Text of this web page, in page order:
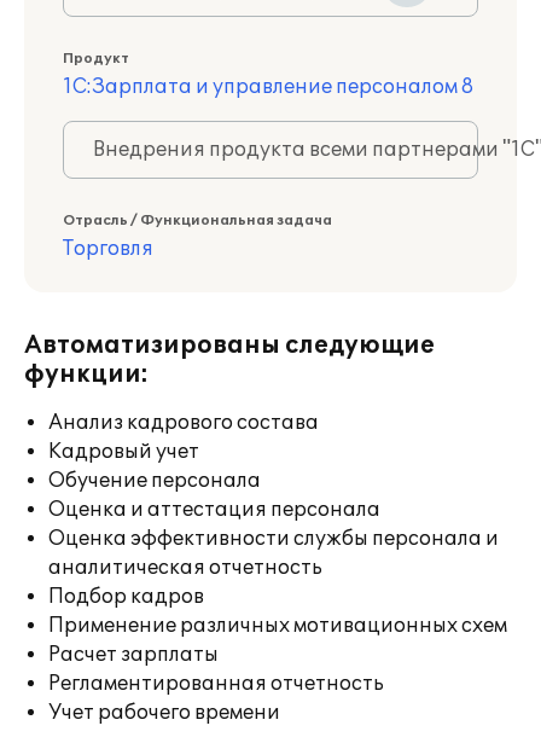
Продукт
1С:Зарплата и управление персоналом 8
Внедрения продукта всеми партнерами
Отрасль / Функциональная задача
Торговля
Автоматизированы следующие
функции:
Анализ кадрового состава
Кадровый учет
Обучение персонала
Оценка и аттестация персонала
Оценка эффективности службы персонала и
аналитическая отчетность
Подбор кадров
Применение различных мотивационных схем
Расчет зарплаты
Регламентированная отчетность
Учет рабочего времени